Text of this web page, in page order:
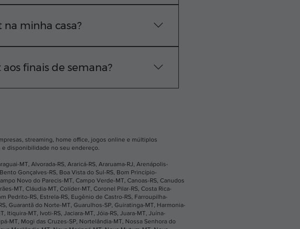
pelo WhatsApp.
minha casa?
finais de semana?
streaming, home office, jogos online e múltiplos
e disponibilidade no seu endereço.
MT, Alvorada-RS, Araricá-RS, Araruama-RJ, Arenápolis-
Bento Gonçalves-RS, Boa Vista do Sul-RS, Bom Princípio-
Novo do Parecis-MT, Campo Verde-MT, Canoas-RS, Canudos
MT, Cláudia-MT, Colíder-MT, Coronel Pilar-RS, Costa Rica-
Pedrito-RS, Estrela-RS, Eugênio de Castro-RS, Farroupilha-
, Guarantã do Norte-MT, Guarulhos-SP, Guiratinga-MT, Harmonia-
, Itiquira-MT, Ivoti-RS, Jaciara-MT, Jóia-RS, Juara-MT, Juína-
MT, Mogi das Cruzes-SP, Nortelândia-MT, Nossa Senhora do